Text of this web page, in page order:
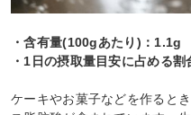
・含有量(100gあたり)：1.1g
・1日の摂取量目安に占める割
ケーキやお菓子などを作ると